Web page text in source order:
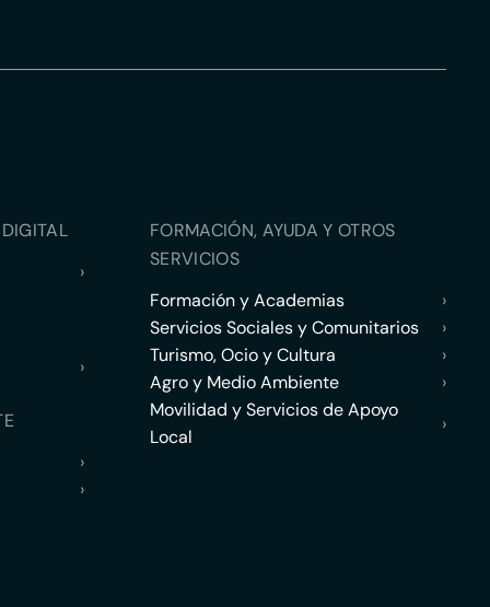
›
›
›
›
FORMACIÓN, AYUDA Y OTROS
SERVICIOS
Formación y Academias
›
Servicios Sociales y Comunitarios
›
Turismo, Ocio y Cultura
›
Agro y Medio Ambiente
›
Movilidad y Servicios de Apoyo
Local
›